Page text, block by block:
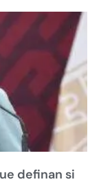
definan si